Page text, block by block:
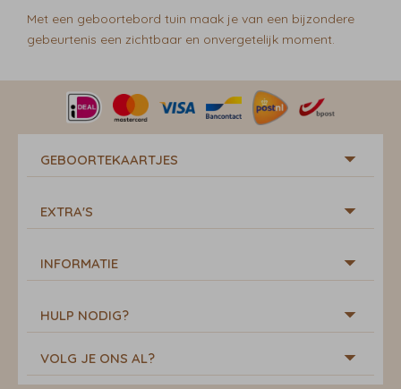
Met een geboortebord tuin maak je van een bijzondere
gebeurtenis een zichtbaar en onvergetelijk moment.
GEBOORTEKAARTJES
EXTRA'S
INFORMATIE
HULP NODIG?
VOLG JE ONS AL?